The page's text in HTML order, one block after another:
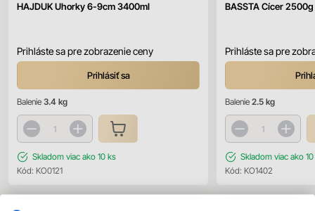
HAJDUK Uhorky 6-9cm 3400ml
Prihláste sa pre zobrazenie ceny
Prihlásiť sa
Balenie 3.4 kg
Skladom viac ako 10 ks
Kód: KO0121
BASSTA Cícer 2500g
Prihláste sa pre
Balenie 2.5 kg
Skladom viac ako
Kód: KO1402